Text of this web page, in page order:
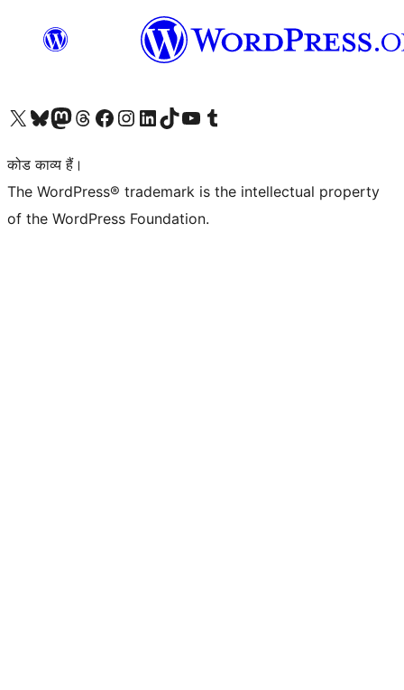
Visit our X (formerly Twitter) account
हमारे बलुस्की खाते पर जाएँVisit our Mastodon account
हमारे थ्रेड्स अकाउंट पर जाएंहमारे फेसबुक पेज पर जाएँहमारे इंस्टाग्राम अकाउंट पर जाएंहमारे लिंक्डइन खाते पर जाएँहमारे टिकटॉक खाते पर जाएँहमारे यूट्यूब चैनल पर जाएंहमारे Tumblr खाते पर जाएँ
कोड काव्य हैं।
The WordPress® trademark is the intellectual property
of the WordPress Foundation.